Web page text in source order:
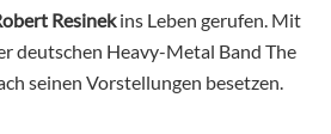
Resinekins Leben gerufen. Mit
deutschen Heavy-Metal Band The
seinen Vorstellungen besetzen.